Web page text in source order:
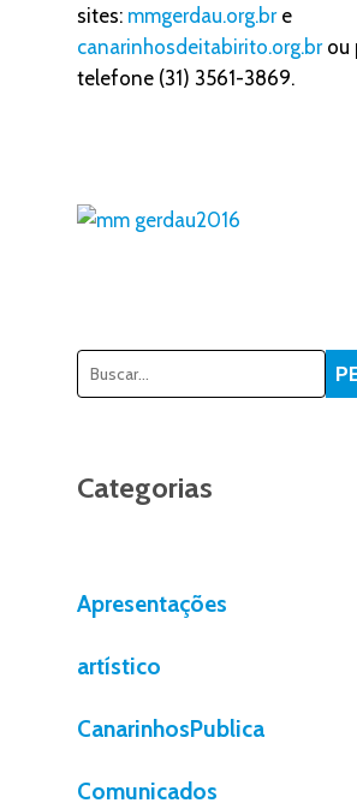
sites: mmgerdau.org.bre
canarinhosdeitabirito.org.brou
telefone (31) 3561-3869.
Pesquisar
Categorias
Apresentações
artístico
CanarinhosPublica
Comunicados